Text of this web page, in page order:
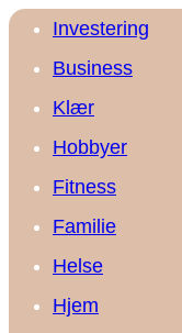
Investering
Business
Klær
Hobbyer
Fitness
Familie
Helse
Hjem